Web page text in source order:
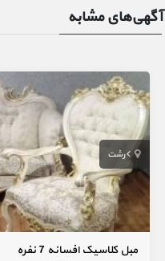
آگهی‌های مشابه
رشت
مبل کلاسیک افسانه 7 نفره